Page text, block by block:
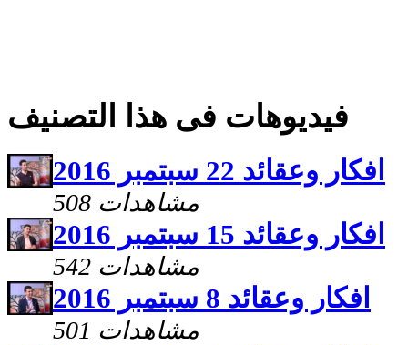
فيديوهات فى هذا التصنيف
افكار وعقائد 22 سبتمبر 2016
508 مشاهدات
افكار وعقائد 15 سبتمبر 2016
542 مشاهدات
افكار وعقائد 8 سبتمبر 2016
501 مشاهدات